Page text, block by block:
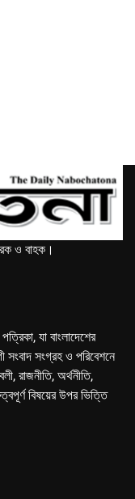
ও বাহক।
যা বাংলাদেশের
সংবাদ সংগ্রহ ও পরিবেশনে
রাজনীতি, অর্থনীতি,
বিষয়ের উপর ভিত্তি